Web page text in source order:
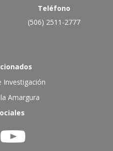
Teléfono
(506) 2511-2777
Investigación
Amargura